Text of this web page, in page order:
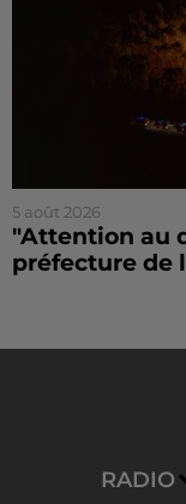
5 août 2026
"Attention au
préfecture de
RADIO